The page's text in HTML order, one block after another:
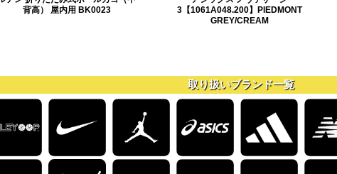
背高） 屋内用 BK0023
3【1061A048.200】PIEDMONT
GREY/CREAM
取り扱いブランド一覧